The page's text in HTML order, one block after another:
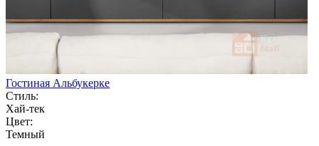
Гостиная Альбукерке
Стиль:
Хай-тек
Цвет:
Темный